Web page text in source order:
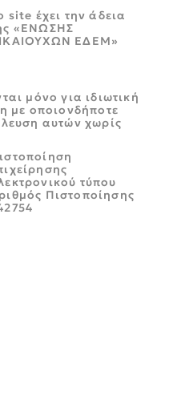
site έχει την άδεια
«ΕΝΩΣΗΣ
ΕΔΕΜ»
μόνο για ιδιωτική
με οποιονδήποτε
αυτών χωρίς
τύπου
Πιστοποίησης